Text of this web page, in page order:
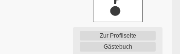
Zur Profilseite
Gästebuch